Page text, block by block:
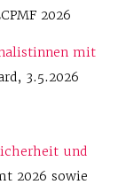
2026
mit
3.5.2026
und
2026 sowie